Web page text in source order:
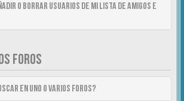
o borrar usuarios de mi lista de Amigos e
FOROS
en uno o varios foros?